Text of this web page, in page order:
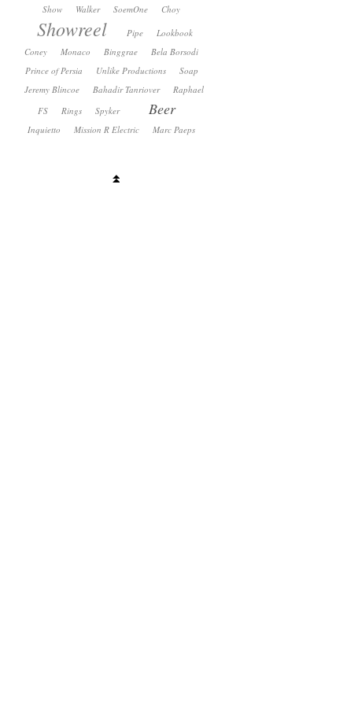
Show
Walker SoemOne Choy
Showreel Pipe
Lookbook
Coney
Monaco Binggrae
Bela Borsodi
Prince of Persia
Unlike Productions
Soap
Jeremy Blincoe
Bahadir Tanriover
Raphael
FS
Rings Spyker Beer
Inquietto Mission R Electric Marc Paeps